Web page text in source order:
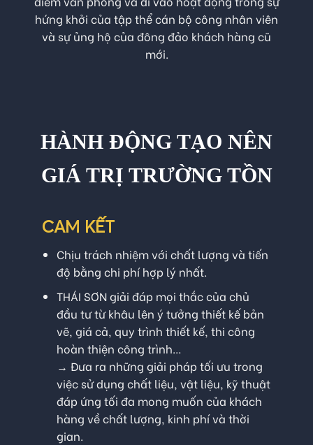
hứng khởi của tập thể cán bộ công nhân viên
và sự ủng hộ của đông đảo khách hàng cũ
mới.
HÀNH ĐỘNG TẠO NÊN
GIÁ TRỊ TRƯỜNG TỒN
CAM KẾT
Chịu trách nhiệm với chất lượng và tiến
độ bằng chi phí hợp lý nhất.
THÁI SƠN giải đáp mọi thắc của chủ
đầu tư từ khâu lên ý tưởng thiết kế bản
vẽ, giá cả, quy trình thiết kế, thi công
hoàn thiện công trình…
→ Đưa ra những giải pháp tối ưu trong
việc sử dụng chất liệu, vật liệu, kỹ thuật
đáp ứng tối đa mong muốn của khách
hàng về chất lượng, kinh phí và thời
gian.